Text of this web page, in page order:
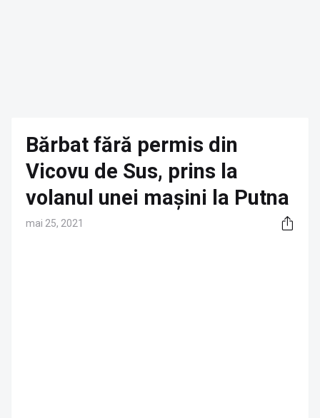
Bărbat fără permis din
Vicovu de Sus, prins la
volanul unei mașini la Putna
mai 25, 2021